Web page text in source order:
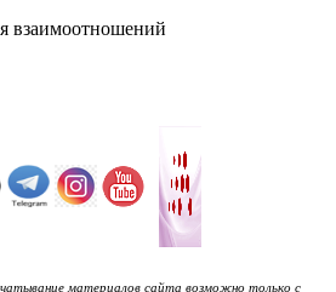
взаимоотношений
материалов сайта возможно только с